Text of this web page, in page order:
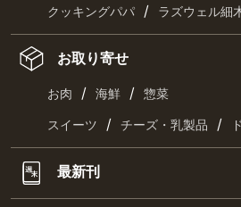
クッキングパパ / ラズウェル細
お取り寄せ
お肉 / 海鮮 / 惣菜
スイーツ / チーズ・乳製品 /
最新刊